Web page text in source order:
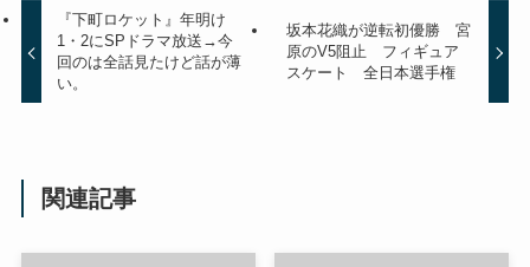
『下町ロケット』年明け
1・2にSPドラマ放送→今
回のは全話見たけど話が薄
い。
坂本花織が逆転初優勝 宮
原のV5阻止 フィギュア
スケート 全日本選手権
関連記事